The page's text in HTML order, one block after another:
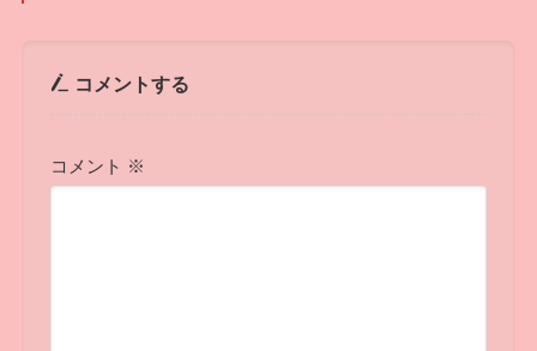
コメントする
コメント ※